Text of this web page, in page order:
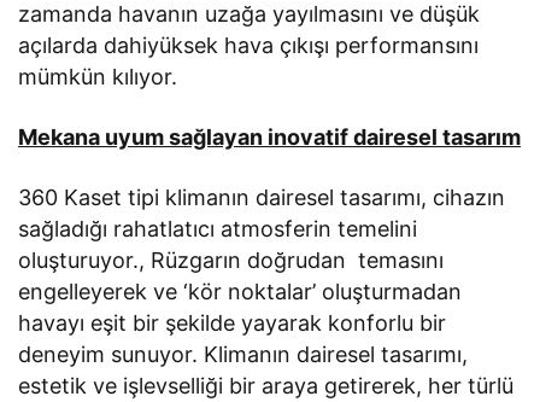
zamanda havanın uzağa yayılmasını ve düşük
açılarda dahiyüksek hava çıkışı performansını
mümkün kılıyor.
Mekana uyum sağlayan inovatif dairesel tasarım
360 Kaset tipi klimanın dairesel tasarımı, cihazın
sağladığı rahatlatıcı atmosferin temelini
oluşturuyor., Rüzgarın doğrudan temasını
engelleyerek ve ‘kör noktalar’ oluşturmadan
havayı eşit bir şekilde yayarak konforlu bir
deneyim sunuyor. Klimanın dairesel tasarımı,
estetik ve işlevselliği bir araya getirerek, her türlü